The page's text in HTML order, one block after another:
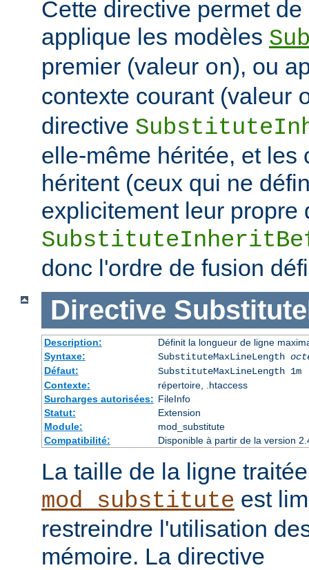
Cette directive permet
applique les modèles
premier (valeur on), ou
contexte courant (valeur
directive
elle-même héritée, et les
héritent (ceux qui ne
explicitement leur propre
donc l'ordre de fusion
Directive
Description:
Définit la longueur de ligne
Syntaxe:
SubstituteMaxLineLength
Défaut:
SubstituteMaxLineLength 1m
Contexte:
répertoire, .htaccess
Surcharges autorisées: FileInfo
Statut:
Extension
Module:
mod_substitute
Compatibilité:
Disponible à partir de la version
La taille de la ligne
mod_substitute est
restreindre l'utilisation
mémoire. La directive